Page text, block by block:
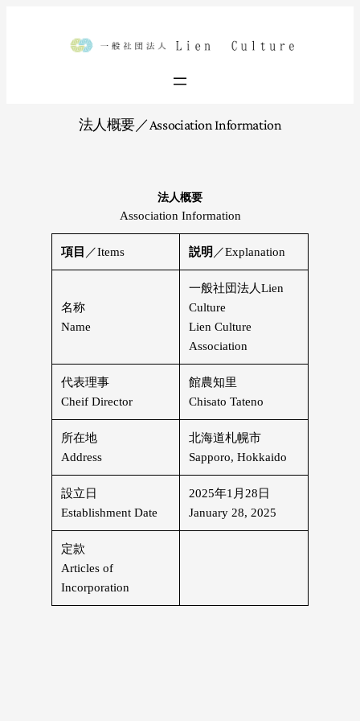
法人概要／Association Information
法人概要
Association Information
項目 ／Items 説明 ／Explanation
名称
Name
一般社団法人Lien
Culture
Lien Culture
Association
代表理事
Cheif Director
館農知里
Chisato Tateno
所在地
Address
北海道札幌市
Sapporo, Hokkaido
設立日
Establishment Date
2025年1月28日
January 28, 2025
定款
Articles of
Incorporation